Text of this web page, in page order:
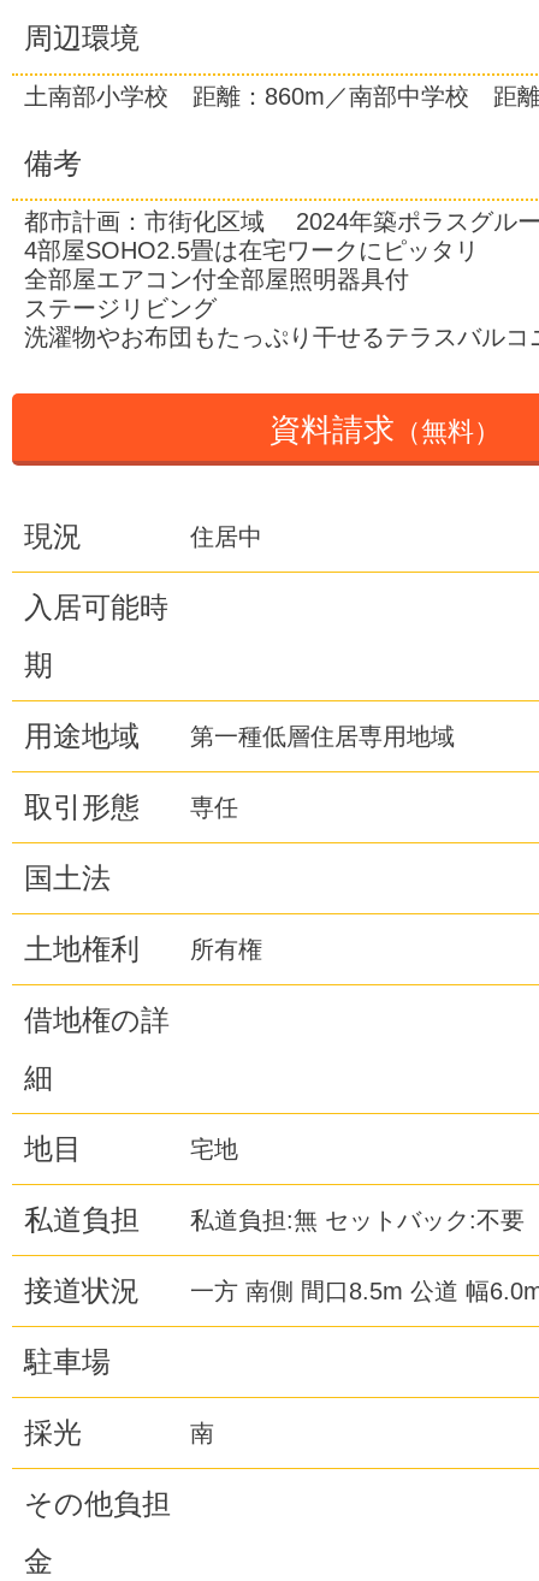
周辺環境
土南部小学校 距離：860m／南部中学校 距
備考
都市計画：市街化区域 2024年築ポラスグル
4部屋SOHO2.5畳は在宅ワークにピッタリ
全部屋エアコン付全部屋照明器具付
ステージリビング
洗濯物やお布団もたっぷり干せるテラスバルコ
資料請求 （無料）
現況 住居中
入居可能時
期
用途地域 第一種低層住居専用地域
取引形態 専任
国土法
土地権利 所有権
借地権の詳
細
地目 宅地
私道負担 私道負担:無 セットバック:不要
接道状況 一方 南側 間口8.5m 公道 幅
駐車場
採光 南
その他負担
金